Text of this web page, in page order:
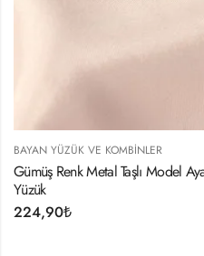
BAYAN YÜZÜK VE KOMBINLER
Altın Renk Ayarlamalı